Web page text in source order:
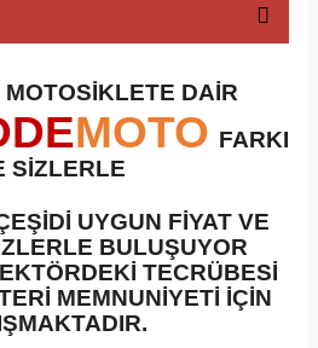
DAİR
MOTO FARKI
SİZLERLE
UYGUN FİYAT VE
BULUŞUYOR
TECRÜBESİ
MEMNUNİYETİ İÇİN